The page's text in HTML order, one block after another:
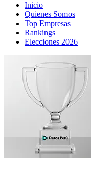
Inicio
Quienes Somos
Top Empresas
Rankings
Elecciones 2026